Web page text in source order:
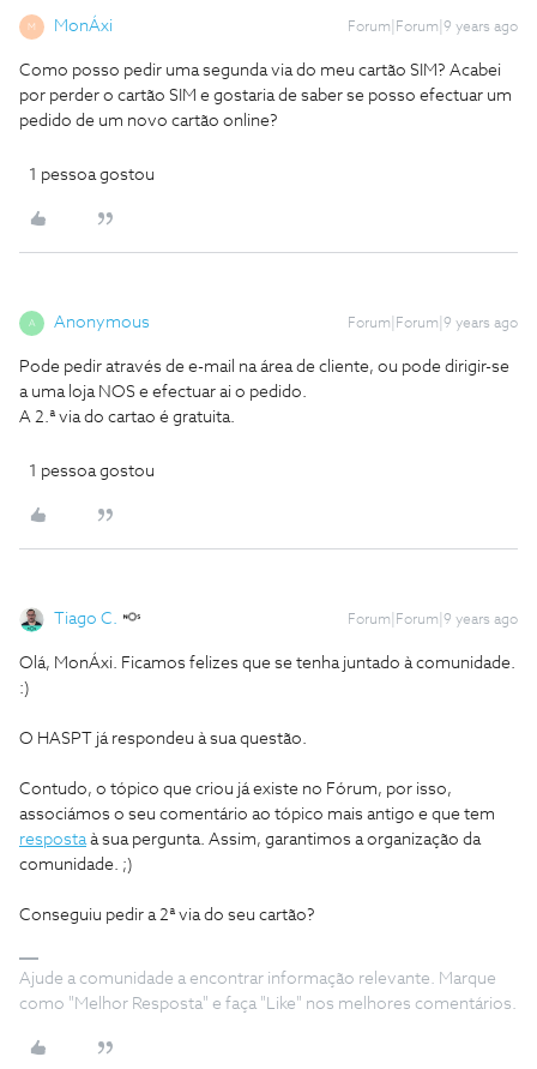
M MonÁxi Forum|Forum|9 years ago
Como posso pedir uma segunda via do meu cartão SIM? Acabei
por perder o cartão SIM e gostaria de saber se posso efectuar um
pedido de um novo cartão online?
1 pessoa gostou
A Anonymous Forum|Forum|9 years ago
Pode pedir através de e-mail na área de cliente, ou pode dirigir-se
a uma loja NOS e efectuar ai o pedido.
A 2.ª via do cartao é gratuita.
1 pessoa gostou
Tiago C. Forum|Forum|9 years ago
Olá, MonÁxi. Ficamos felizes que se tenha juntado à comunidade.
:)
O HASPT já respondeu à sua questão.
Contudo, o tópico que criou já existe no Fórum, por isso,
associámos o seu comentário ao tópico mais antigo e que tem
respostaà sua pergunta. Assim, garantimos a organização da
comunidade. ;)
Conseguiu pedir a 2ª via do seu cartão?
Ajude a comunidade a encontrar informação relevante. Marque
como "Melhor Resposta" e faça "Like" nos melhores comentários.